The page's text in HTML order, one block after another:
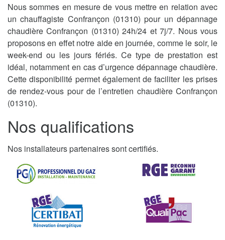
Nous sommes en mesure de vous mettre en relation avec
un chauffagiste Confrançon (01310) pour un dépannage
chaudière Confrançon (01310) 24h/24 et 7j/7. Nous vous
proposons en effet notre aide en journée, comme le soir, le
week-end ou les jours fériés. Ce type de prestation est
idéal, notamment en cas d’urgence dépannage chaudière.
Cette disponibilité permet également de faciliter les prises
de rendez-vous pour de l’entretien chaudière Confrançon
(01310).
Nos qualifications
Nos installateurs partenaires sont certifiés.